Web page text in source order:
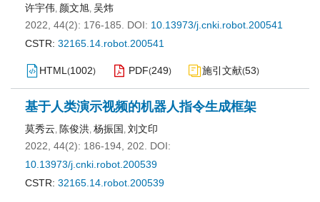
许宇伟, 颜文旭, 吴炜
2022, 44(2): 176-185.
DOI: 10.13973/j.cnki.robot.200541
CSTR: 32165.14.robot.200541
HTML (1002) PDF(249) 施引文献(53)
基于人类演示视频的机器人指令生成框架
莫秀云, 陈俊洪, 杨振国 , 刘文印
2022, 44(2): 186-194, 202.
DOI:
10.13973/j.cnki.robot.200539
CSTR: 32165.14.robot.200539